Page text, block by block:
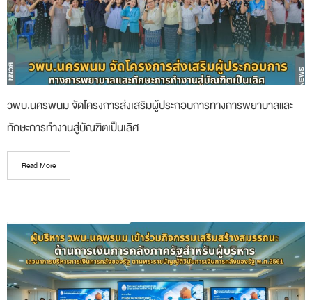
วพบ.นครพนม จัดโครงการส่งเสริมผู้ประกอบการทางการพยาบาลและ
ทักษะการทำงานสู่บัณฑิตเป็นเลิศ
Read More